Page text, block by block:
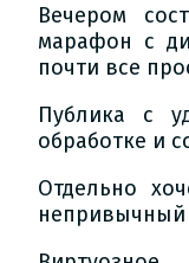
Вечером
марафон с
почти все
Публика с
обработке и
Отдельно
непривычный